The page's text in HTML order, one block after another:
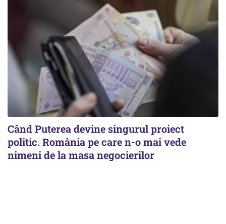
Când Puterea devine singurul proiect
politic. România pe care n-o mai vede
nimeni de la masa negocierilor